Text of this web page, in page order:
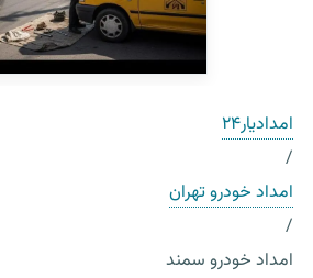
امدادیار۲۴
/
امداد خودرو تهران
/
امداد خودرو سمند